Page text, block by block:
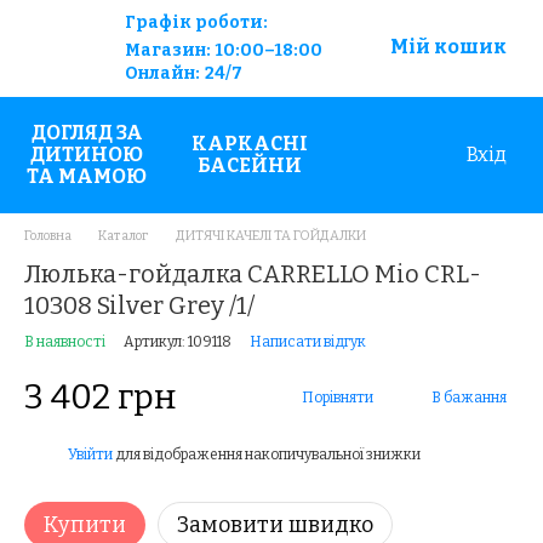
Графік роботи:
Магазин: 10:00–18:00
Онлайн: 24/7
Мій кошик
ДОГЛЯД ЗА
ДИТИНОЮ
ТА МАМОЮ
КАРКАСНІ
БАСЕЙНИ
Вхід
Головна Каталог ДИТЯЧІ КАЧЕЛІ ТА ГОЙДАЛКИ
Люлька-гойдалка CARRELLO Mio CRL-
10308 Silver Grey /1/
В наявності Артикул: 109118 Написати відгук
3 402 грн Порівняти В бажання
Увійти для відображення накопичувальної знижки
Купити Замовити швидко